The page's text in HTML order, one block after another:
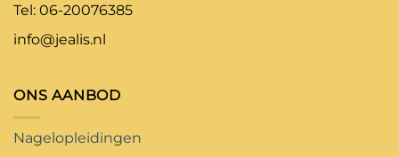
productpagina
Tel: 06-20076385
info@jealis.nl
ONS AANBOD
Nagelopleidingen